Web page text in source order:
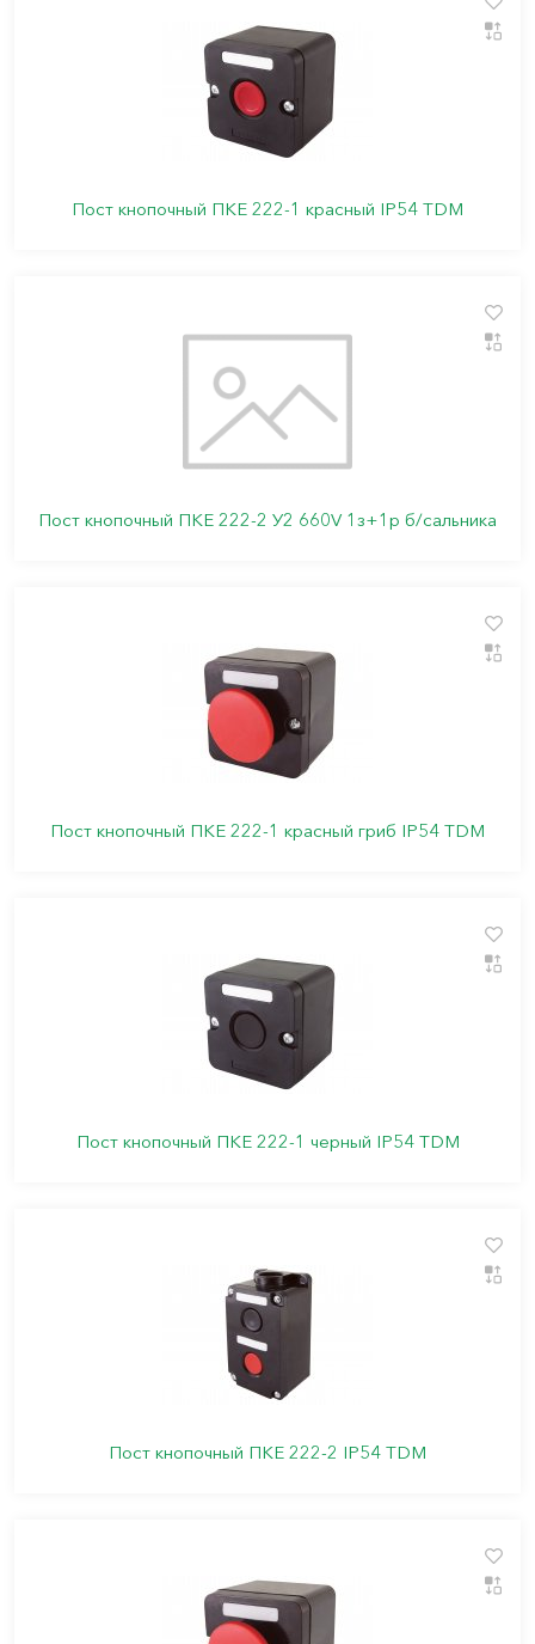
Пост кнопочный ПКЕ 222-1 красный IP54 TDM
Пост кнопочный ПКЕ 222-2 У2 660V 1з+1р б/сальника
Пост кнопочный ПКЕ 222-1 красный гриб IP54 TDM
Пост кнопочный ПКЕ 222-1 черный IP54 TDM
Пост кнопочный ПКЕ 222-2 IP54 TDM